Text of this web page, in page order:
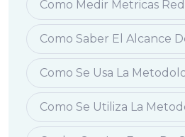
Como Medir Metricas
Como Saber El Alcance
Como Se Usa La
Como Se Utiliza La